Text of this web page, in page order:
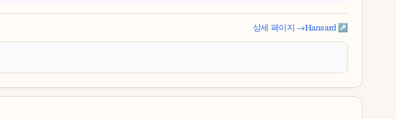
상세 페이지 →Hansard ↗